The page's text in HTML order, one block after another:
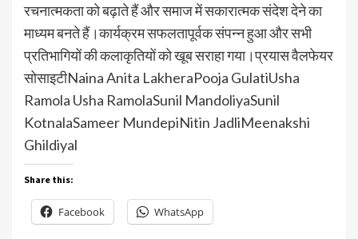
रचनात्मकता को बढ़ाते हैं और समाज में सकारात्मक संदेश देने का
माध्यम बनते हैं।कार्यक्रम सफलतापूर्वक संपन्न हुआ और सभी
प्रतिभागियों की कलाकृतियों को खूब सराहा गया।प्रयास वैलफेयर
सोसाइटीNaina Anita LakheraPooja GulatiUsha
Ramola Usha RamolaSunil MandoliyaSunil
KotnalaSameer MundepiNitin JadliMeenakshi
Ghildiyal
Share this:
Facebook WhatsApp